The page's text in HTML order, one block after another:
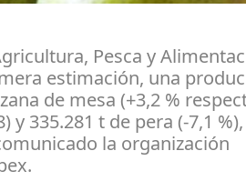
Pesca y
estimación, una
de mesa (+3,2 %
y 335.281 t de pera (-7,1
la organización